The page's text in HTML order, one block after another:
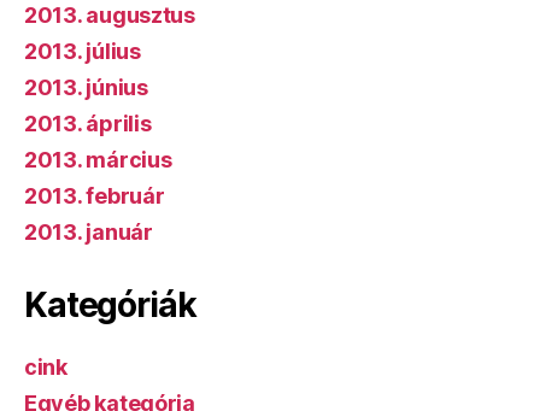
2013. augusztus
2013. július
2013. június
2013. április
2013. március
2013. február
2013. január
Kategóriák
cink
Egyéb kategória